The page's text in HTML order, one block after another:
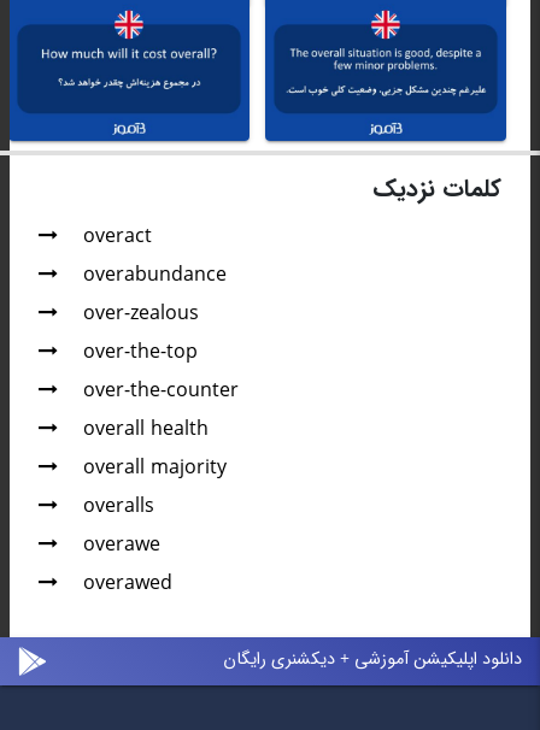
کلمات نزدیک
overact
overabundance
over-zealous
over-the-top
over-the-counter
overall health
overall majority
overalls
overawe
overawed
دانلود اپلیکیشن آموزشی + دیکشنری رایگان